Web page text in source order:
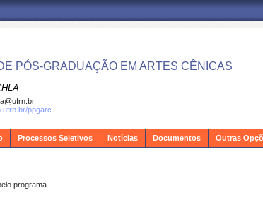
PÓS-GRADUAÇÃO EM ARTES CÊNICAS
ppgarc
Processos Seletivos Notícias Documentos Outras
programa.